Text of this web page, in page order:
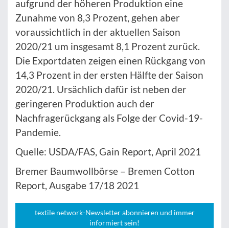
aufgrund der höheren Produktion eine
Zunahme von 8,3 Prozent, gehen aber
voraussichtlich in der aktuellen Saison
2020/21 um insgesamt 8,1 Prozent zurück.
Die Exportdaten zeigen einen Rückgang von
14,3 Prozent in der ersten Hälfte der Saison
2020/21. Ursächlich dafür ist neben der
geringeren Produktion auch der
Nachfragerückgang als Folge der Covid-19-
Pandemie.
Quelle: USDA/FAS, Gain Report, April 2021
Bremer Baumwollbörse – Bremen Cotton
Report, Ausgabe 17/18 2021
textile network-Newsletter abonnieren und immer
informiert sein!